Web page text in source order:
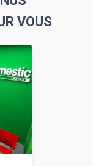
VOUS